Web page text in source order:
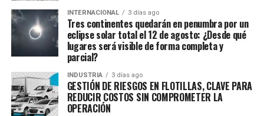
INTERNACIONAL 3 días ago
Tres continentes quedarán en penumbra por un
eclipse solar total el 12 de agosto: ¿Desde qué
lugares será visible de forma completa y
parcial?
INDUSTRIA 3 días ago
GESTIÓN DE RIESGOS EN FLOTILLAS, CLAVE PARA
REDUCIR COSTOS SIN COMPROMETER LA
OPERACIÓN